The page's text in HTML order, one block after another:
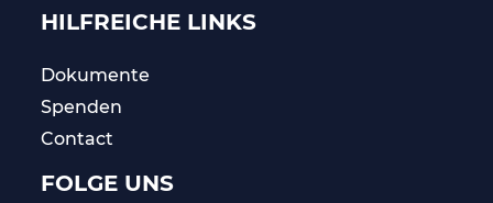
HILFREICHE LINKS
Dokumente
Spenden
Contact
FOLGE UNS